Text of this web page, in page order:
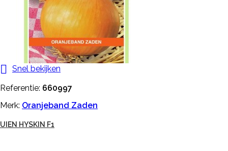
 Snel bekijken
Referentie: 660997
Merk: Oranjeband Zaden
UIEN HYSKIN F1